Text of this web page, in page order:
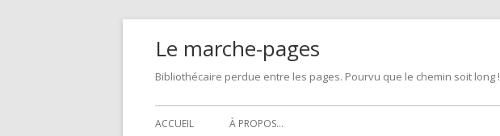
Le marche-pages
Bibliothécaire perdue entre les pages. Pourvu que le chemin soit long !
Primary
ACCUEIL À PROPOS…